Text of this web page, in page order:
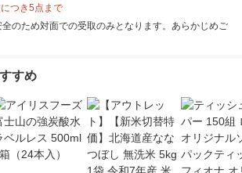
つき5点まで
のため対面での受取のみとなります。あらかじめご
すめ